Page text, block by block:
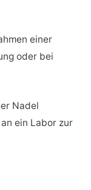
einer
oder bei
Nadel
ein Labor zur